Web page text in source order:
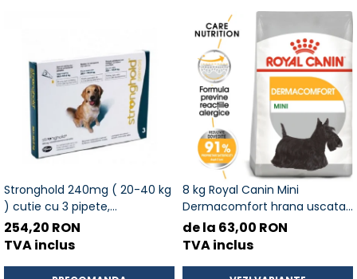
Stronghold 240mg ( 20-40 kg
) cutie cu 3 pipete,
Deparazitare externa si
interna pentru caini
254,20 RON
TVA inclus
8 kg Royal Canin Mini
Dermacomfort hrana uscata
caine pentru prevenirea
iritatiilor pielii
de la 63,00 RON
TVA inclus